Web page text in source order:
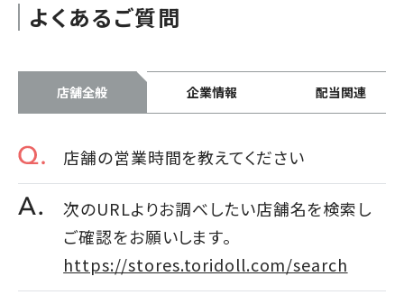
よくあるご質問
店舗全般 企業情報 配当関連
店舗の営業時間を教えてください
次のURLよりお調べしたい店舗名を検索し
ご確認をお願いします。
https://stores.toridoll.com/search